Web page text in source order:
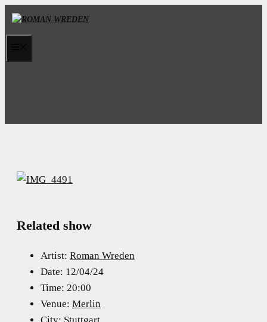
Skip
Related show
Artist: Roman Wreden
Date: 12/04/24
Time: 20:00
Venue: Merlin